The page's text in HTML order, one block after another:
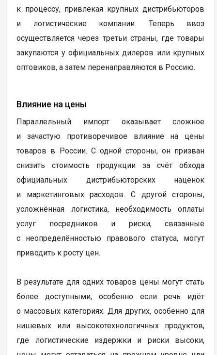
к процессу, привлекая крупных дистрибьюторов
и логистические компании. Теперь ввоз
осуществляется через третьи страны, где товары
закупаются у официальных дилеров или крупных
оптовиков, а затем перенаправляются в Россию.
Влияние на цены
Параллельный импорт оказывает сложное
и зачастую противоречивое влияние на цены
товаров в России. С одной стороны, он призван
снизить стоимость продукции за счёт обхода
официальных дистрибьюторских наценок
и маркетинговых расходов. С другой стороны,
усложнённая логистика, необходимость оплаты
услуг посредников и риски, связанные
с неопределённостью правового статуса, могут
приводить к росту цен.
В результате для одних товаров цены могут стать
более доступными, особенно если речь идёт
о массовых категориях. Для других, особенно для
нишевых или высокотехнологичных продуктов,
где логистические издержки и риски высоки,